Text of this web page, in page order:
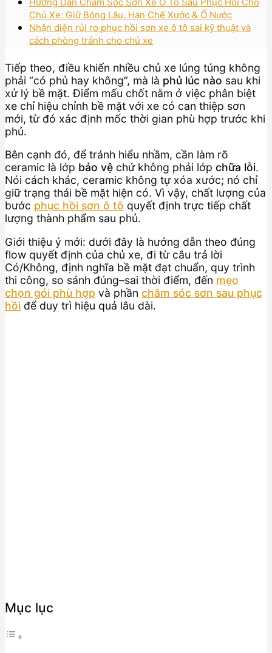
Chủ Xe: Giữ Bóng Lâu, Hạn Chế Xước & Ố Nước
Nhận diện rủi ro phục hồi sơn xe ô tô sai kỹ thuật và
cách phòng tránh cho chủ xe
Tiếp theo, điều khiến nhiều chủ xe lúng túng không
phải “có phủ hay không”, mà là phủ lúc nào sau khi
xử lý bề mặt. Điểm mấu chốt nằm ở việc phân biệt
xe chỉ hiệu chỉnh bề mặt với xe có can thiệp sơn
mới, từ đó xác định mốc thời gian phù hợp trước khi
phủ.
Bên cạnh đó, để tránh hiểu nhầm, cần làm rõ
ceramic là lớp bảo vệ chứ không phải lớp chữa lỗi.
Nói cách khác, ceramic không tự xóa xước; nó chỉ
giữ trạng thái bề mặt hiện có. Vì vậy, chất lượng của
bước phục hồi sơn ô tô quyết định trực tiếp chất
lượng thành phẩm sau phủ.
Giới thiệu ý mới: dưới đây là hướng dẫn theo đúng
flow quyết định của chủ xe, đi từ câu trả lời
Có/Không, định nghĩa bề mặt đạt chuẩn, quy trình
thi công, so sánh đúng–sai thời điểm, đến mẹo
chọn gói phù hợp và phần chăm sóc sơn sau phục
hồi để duy trì hiệu quả lâu dài.
Mục lục